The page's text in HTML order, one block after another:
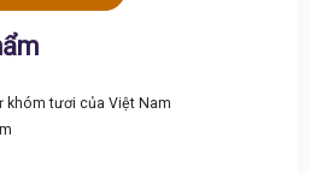
khóm tươi của Việt Nam